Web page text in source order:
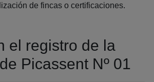
de fincas o certificaciones.
el registro de la
Picassent Nº 01